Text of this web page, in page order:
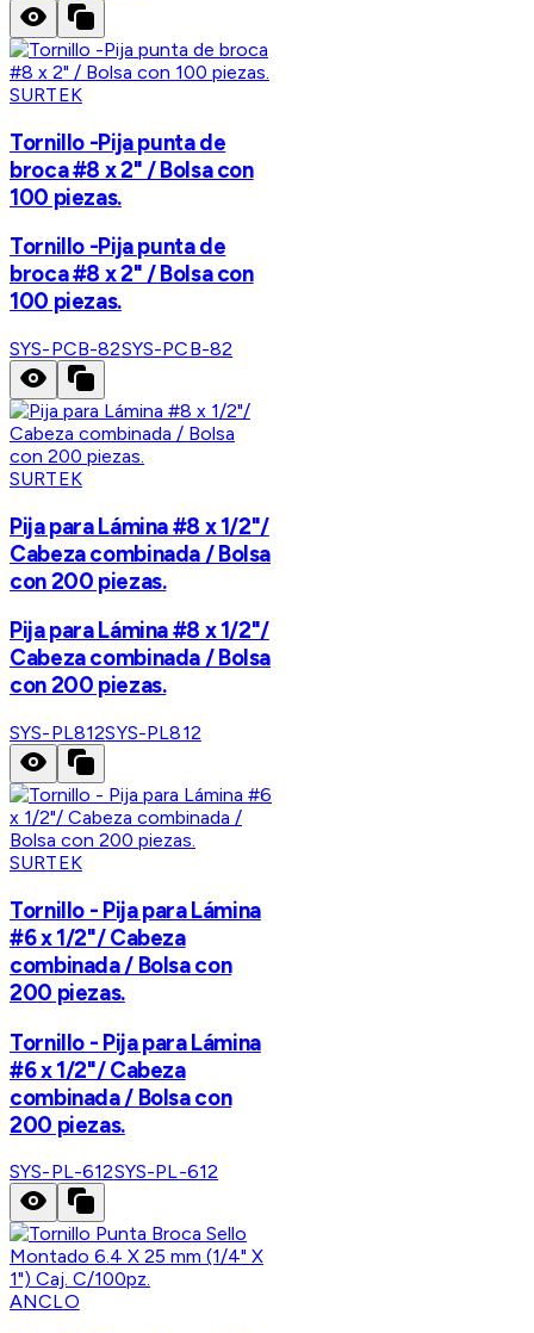
SURTEK
Tornillo -Pija punta de
broca #8 x 2" / Bolsa con
100 piezas.
Tornillo -Pija punta de
broca #8 x 2" / Bolsa con
100 piezas.
SYS-PCB-82SYS-PCB-82
SURTEK
Pija para Lámina #8 x 1/2"/
Cabeza combinada / Bolsa
con 200 piezas.
Pija para Lámina #8 x 1/2"/
Cabeza combinada / Bolsa
con 200 piezas.
SYS-PL812SYS-PL812
SURTEK
Tornillo - Pija para Lámina
#6 x 1/2"/ Cabeza
combinada / Bolsa con
200 piezas.
Tornillo - Pija para Lámina
#6 x 1/2"/ Cabeza
combinada / Bolsa con
200 piezas.
SYS-PL-612SYS-PL-612
ANCLO